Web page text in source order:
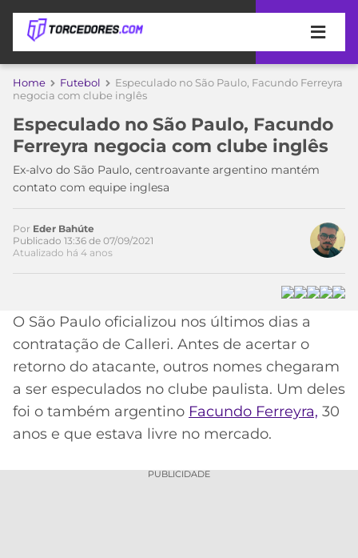
APOSTAS
DE
APOSTA
MELHORES
SITES
DE
APOSTAS
2026
PROMOCIONAL
BETBOOM
CÓDIGO
DE
INDICAÇÃO
BET365
COPA
DO
MUNDO
TIMES
MEU
PALMEIRAS
CORINTHIANS
SÃO
PAULO
CAMPEONATOS
BRASILEIRÃO
SÉRIE
LIBERTADORES
COPA
MÍDIA
ESPORTIVA
MERCADO
BOLA
Home Futebol
Especulado no São Paulo, Facundo Ferreyra
negocia com clube inglês
Especulado no São Paulo, Facundo
Ferreyra negocia com clube inglês
Ex-alvo do São Paulo, centroavante argentino mantém
contato com equipe inglesa
Acesse o perfil do autor
no Twitter
Por Eder Bahúte
Publicado 13:36 de 07/09/2021
Atualizado há 4 anos
O São Paulo oficializou nos últimos dias a
contratação de Calleri. Antes de acertar o
retorno do atacante, outros nomes chegaram
a ser especulados no clube paulista. Um deles
foi o também argentino Facundo Ferreyra, 30
anos e que estava livre no mercado.
PUBLICIDADE